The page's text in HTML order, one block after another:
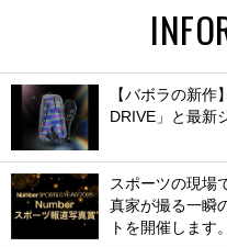
【バボラの新作
DRIVE」と最新
スポーツの現場
真家が撮る一瞬
トを開催します